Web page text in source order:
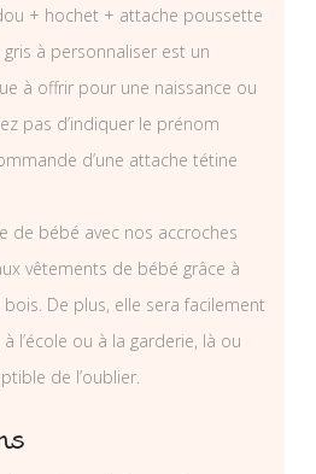
+ hochet + attache poussette
à personnaliser est un
à offrir pour une naissance ou
pas d’indiquer le prénom
d’une attache tétine
de bébé avec nos accroches
vêtements de bébé grâce à
De plus, elle sera facilement
l’école ou à la garderie, là ou
de l’oublier.